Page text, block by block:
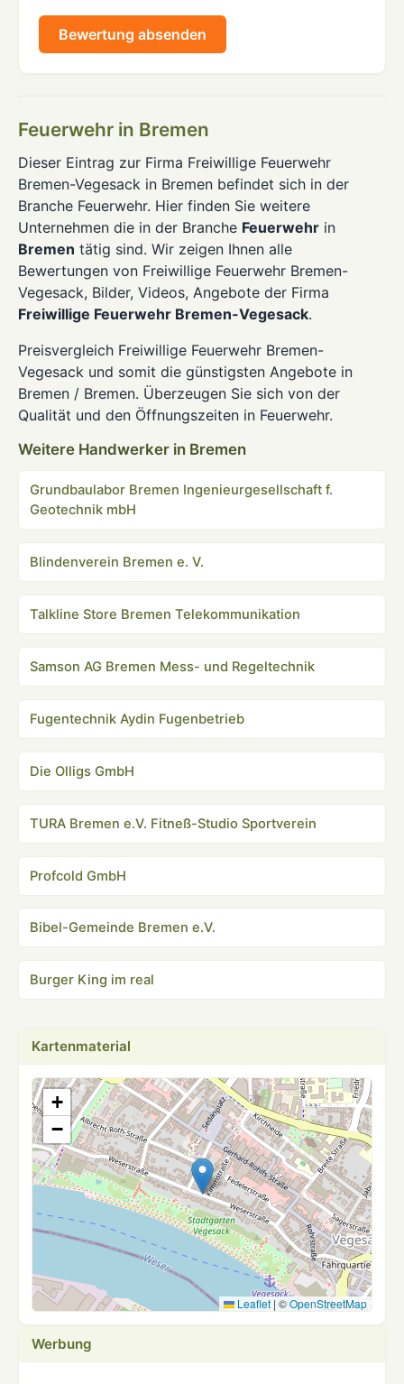
Bewertung absenden
Feuerwehr in Bremen
Dieser Eintrag zur Firma Freiwillige Feuerwehr
Bremen-Vegesack in Bremen befindet sich in der
Branche Feuerwehr. Hier finden Sie weitere
Unternehmen die in der Branche Feuerwehr in
Bremen tätig sind. Wir zeigen Ihnen alle
Bewertungen von Freiwillige Feuerwehr Bremen-
Vegesack, Bilder, Videos, Angebote der Firma
Freiwillige Feuerwehr Bremen-Vegesack.
Preisvergleich Freiwillige Feuerwehr Bremen-
Vegesack und somit die günstigsten Angebote in
Bremen / Bremen. Überzeugen Sie sich von der
Qualität und den Öffnungszeiten in Feuerwehr.
Weitere Handwerker in Bremen
Grundbaulabor Bremen Ingenieurgesellschaft f.
Geotechnik mbH
Blindenverein Bremen e. V.
Talkline Store Bremen Telekommunikation
Samson AG Bremen Mess- und Regeltechnik
Fugentechnik Aydin Fugenbetrieb
Die Olligs GmbH
TURA Bremen e.V. Fitneß-Studio Sportverein
Profcold GmbH
Bibel-Gemeinde Bremen e.V.
Burger King im real
Kartenmaterial
+
−
Leaflet | ©OpenStreetMap
Werbung